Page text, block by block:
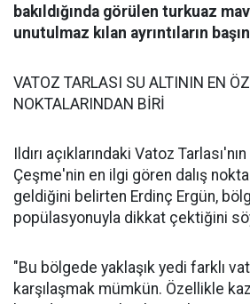
bakıldığında görülen turkuaz
unutulmaz kılan ayrıntıların
VATOZ TARLASI SU ALTININ EN
NOKTALARINDAN BİRİ
Ildırı açıklarındaki Vatoz
Çeşme'nin en ilgi gören dalış
geldiğini belirten Erdinç Ergün,
popülasyonuyla dikkat çektiğini
"Bu bölgede yaklaşık yedi farklı
karşılaşmak mümkün. Özellikle